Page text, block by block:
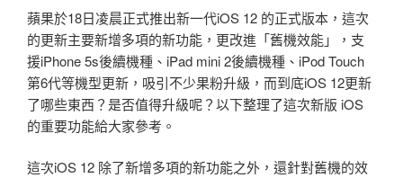
蘋果於18日凌晨正式推出新一代iOS 12 的正式版本，這次
的更新主要新增多項的新功能，更改進「舊機效能」，支
援iPhone 5s後續機種、iPad mini 2後續機種、iPod Touch
第6代等機型更新，吸引不少果粉升級，而到底iOS 12更新
了哪些東西？是否值得升級呢？以下整理了這次新版 iOS
的重要功能給大家參考。
這次iOS 12 除了新增多項的新功能之外，還針對舊機的效